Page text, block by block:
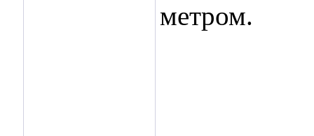
метром.